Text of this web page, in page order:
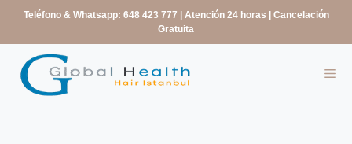
contenido
Teléfono & Whatsapp: 648 423 777
| Atención 24 horas | Cancelación
Gratuita